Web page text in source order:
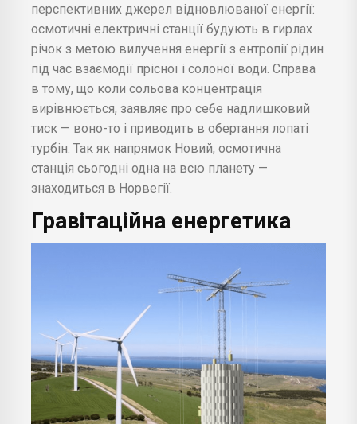
перспективних джерел відновлюваної енергії:
осмотичні електричні станції будують в гирлах
річок з метою вилучення енергії з ентропії рідин
під час взаємодії прісної і солоної води. Справа
в тому, що коли сольова концентрація
вирівнюється, заявляє про себе надлишковий
тиск — воно-то і приводить в обертання лопаті
турбін. Так як напрямок Новий, осмотична
станція сьогодні одна на всю планету —
знаходиться в Норвегії.
Гравітаційна енергетика